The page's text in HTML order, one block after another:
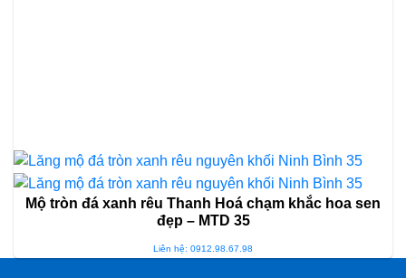
Mộ tròn đá xanh rêu Thanh Hoá chạm khắc hoa sen
đẹp – MTD 35
Liên hệ: 0912.98.67.98